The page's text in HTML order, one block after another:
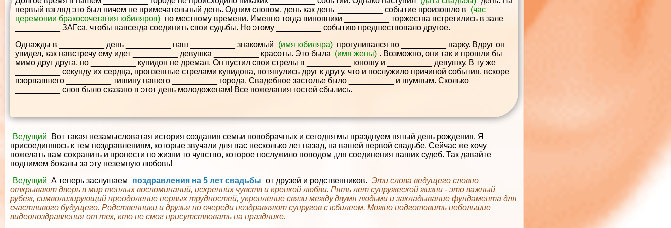
первый взгляд это был ничем не примечательный день. Одним словом, день как день. __________ событие произошло в
(час
церемонии бракосочетания юбиляров) по местному времени. Именно тогда виновники __________ торжества встретились в зале
__________ ЗАГса, чтобы навсегда соединить свои судьбы. Но этому __________ событию предшествовало другое.
Однажды в __________ день __________ наш __________ знакомый
(имя юбиляра) прогуливался по __________ парку. Вдруг он
увидел, как навстречу ему идет __________ девушка __________ красоты. Это была
(имя жены) . Возможно, они так и прошли бы
мимо друг друга, но __________ купидон не дремал. Он пустил свои стрелы в __________ юношу и __________ девушку. В ту же
__________ секунду их сердца, пронзенные стрелами купидона, потянулись друг к другу, что и послужило причиной события, вскоре
взорвавшего __________ тишину нашего __________ города. Свадебное застолье было __________ и шумным. Сколько
__________ слов было сказано в этот день молодоженам! Все пожелания гостей сбылись.
Ведущий
Вот такая незамысловатая история создания семьи новобрачных и сегодня мы празднуем пятый день рождения. Я
присоединяюсь к тем поздравлениям, которые звучали для вас несколько лет назад, на вашей первой свадьбе. Сейчас же хочу
пожелать вам сохранить и пронести по жизни то чувство, которое послужило поводом для соединения ваших судеб. Так давайте
поднимем бокалы за эту неземную любовь!
Ведущий А теперь заслушаем поздравления на 5 лет свадьбы от друзей и родственников. Эти слова ведущего словно
открывают дверь в мир теплых воспоминаний, искренних чувств и крепкой любви. Пять лет супружеской жизни - это важный
рубеж, символизирующий преодоление первых трудностей, укрепление связи между двумя людьми и закладывание фундамента для
счастливого будущего. Родственники и друзья по очереди поздравляют супругов с юбилеем. Можно подготовить небольшие
видеопоздравления от тех, кто не смог присутствовать на празднике.